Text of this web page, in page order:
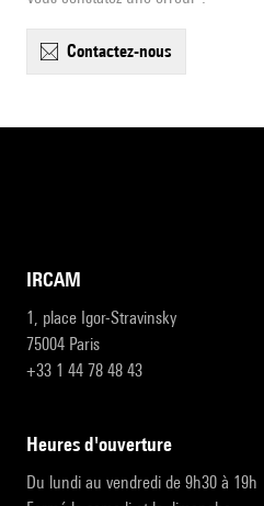
contactez-nous
IRCAM
1, place Igor-Stravinsky
75004 Paris
+33 1 44 78 48 43
heures d'ouverture
Du lundi au vendredi de 9h30 à 19h